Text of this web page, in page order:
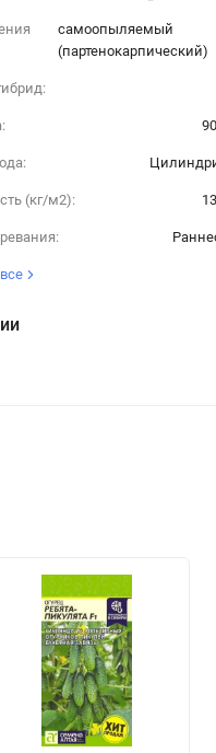
самоопыляемый
(партенокарпический)
(кг/м2):